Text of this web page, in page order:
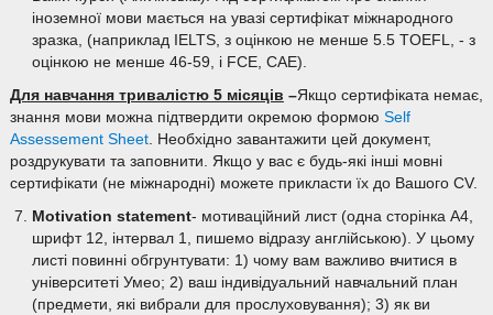
іноземної мови мається на увазі сертифікат міжнародного
зразка, (наприклад IELTS, з оцінкою не менше 5.5 TOEFL, - з
оцінкою не менше 46-59, і FCE, CAE).
Для навчання тривалістю 5 місяців –Якщо сертифіката немає,
знання мови можна підтвердити окремою формою Self
Assessement Sheet. Необхідно завантажити цей документ,
роздрукувати та заповнити. Якщо у вас є будь-які інші мовні
сертифікати (не міжнародні) можете прикласти їх до Вашого CV.
Motivation statement- мотиваційний лист (одна сторінка А4,
шрифт 12, інтервал 1, пишемо відразу англійською). У цьому
листі повинні обгрунтувати: 1) чому вам важливо вчитися в
університеті Умео; 2) ваш індивідуальний навчальний план
(предмети, які вибрали для прослуховування); 3) як ви